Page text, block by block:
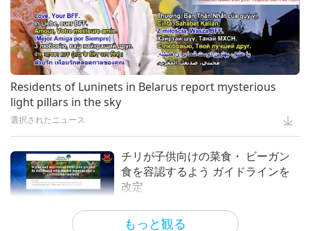
3:14
畜産業をグリーン農業に置き換える
重要なメッセージ
3:38
ビーガンになろう
IPCC Special Report on Climate
Change and Land – Heralding a
Plant-Powered Global Food
1:44
常習的薬物の節制と治療による利益
ビーガン料理番組
15:39
多様な西洋シンガポールビーガンフ
ュージョン料理 全二回の後編ービ
ーガンチリクラッブパスタとビーガ
ンもち米カスタードプディング
ビーガン料理番組
20:05
炊飯器レシピ後編ービーガンオート
ミール粥濃厚ビーガン ピリ辛ポテ
トパンケーキとチーズたっぷりビー
ガンラザニア
31:55
予言 パート２９７ーイエス キリス
ト(菜食者)の予言：終末の苦難と再
臨を
イエス・キリストの再臨
17:06
地球に関する古代の預言シリーズ：
黄金時代の予言パート１７４―真の
者)の予言
地球に関する古代の預言シリーズ
黄金時代の予言パート150―愛の教
会に 関するカサルの予言
もっと観る
Residents of Luninets in Belarus report mysterious
light pillars in the sky
選択されたニュース
チリが子供向けの菜食・ ビーガン
食を容認するよう ガイドラインを
改定
選択されたニュース